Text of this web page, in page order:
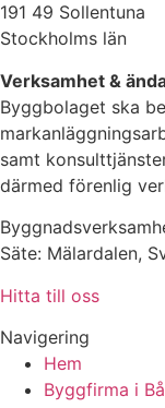
191 49 Sollentuna
Stockholms län
Verksamhet &
Byggbolaget ska
samt
därmed förenlig
Säte: Mälardalen,
Hitta till oss
Navigering
Hem
Byggfirma i